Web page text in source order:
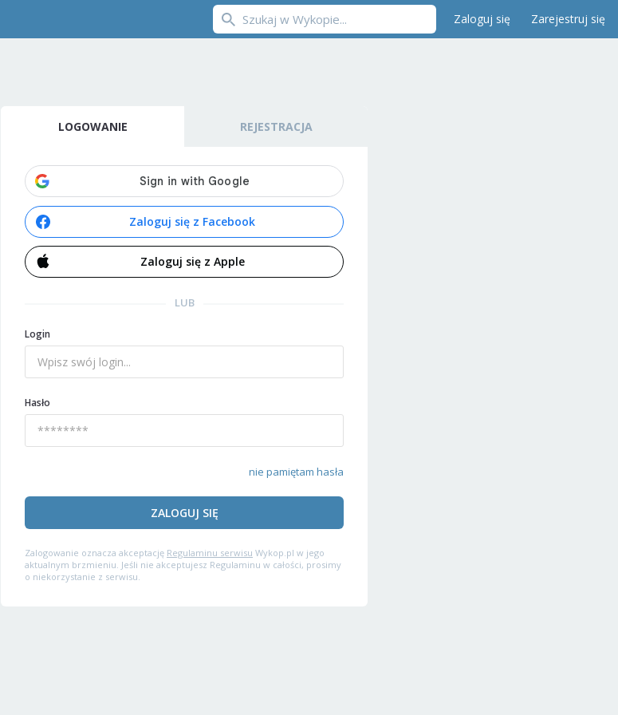
Zaloguj się Zarejestruj się
LOGOWANIE REJESTRACJA
Zaloguj się z Facebook
Zaloguj się z Apple
LUB
Login
Hasło
nie pamiętam hasła
ZALOGUJ SIĘ
Zalogowanie oznacza akceptację Regulaminu serwisu Wykop.pl w jego
aktualnym brzmieniu. Jeśli nie akceptujesz Regulaminu w całości, prosimy
o niekorzystanie z serwisu.